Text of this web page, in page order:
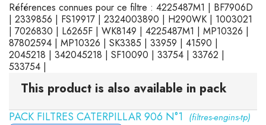
Références connues pour ce filtre : 4225487M1 | BF7906D
| 2339856 | FS19917 | 2324003890 | H290WK | 1003021
| 7026830 | L6265F | WK8149 | 4225487M1 | MP10326 |
87802594 | MP10326 | SK3385 | 33959 | 41590 |
2045218 | 342045218 | SF10090 | 33754 | 33762 |
533754 |
This product is also available in pack
PACK FILTRES CATERPILLAR 906 N°1 (filtres-engins-tp)